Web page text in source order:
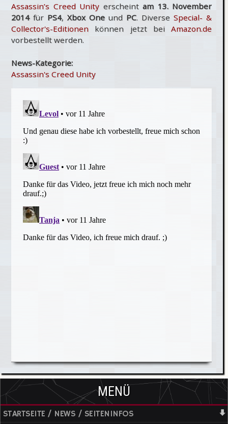
Assassin’s Creed Unity erscheintam 13. November
2014für PS4, Xbox Oneund PC. Diverse Special- &
Collector's-Editionen können jetzt bei Amazon.de
vorbestellt werden.
News-Kategorie:
Assassin's Creed Unity
MENÜ
STARTSEITE / NEWS / SEITENINFOS